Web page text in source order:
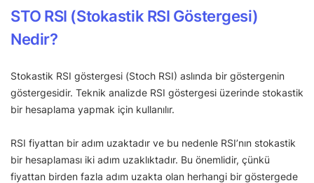
STO RSI (Stokastik RSI Göstergesi)
Nedir?
Stokastik RSI göstergesi (Stoch RSI) aslında bir göstergenin
göstergesidir. Teknik analizde RSI göstergesi üzerinde stokastik
bir hesaplama yapmak için kullanılır.
RSI fiyattan bir adım uzaktadır ve bu nedenle RSI’nın stokastik
bir hesaplaması iki adım uzaklıktadır. Bu önemlidir, çünkü
fiyattan birden fazla adım uzakta olan herhangi bir göstergede